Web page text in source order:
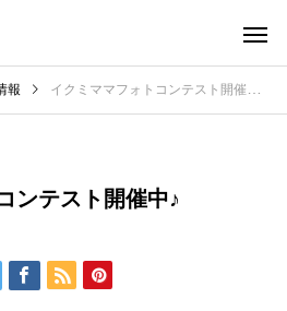
報 イクミママフォトコンテスト開催中♪
ンテスト開催中♪